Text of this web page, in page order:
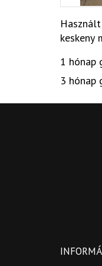
keskeny
1 hónap
3 hónap